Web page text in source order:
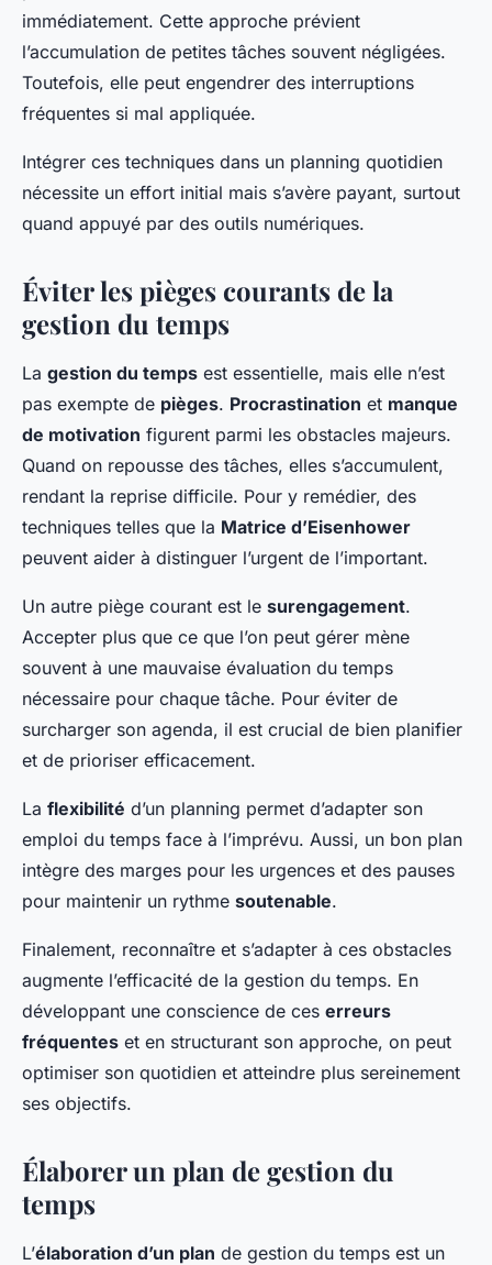
immédiatement. Cette approche prévient
l’accumulation de petites tâches souvent négligées.
Toutefois, elle peut engendrer des interruptions
fréquentes si mal appliquée.
Intégrer ces techniques dans un planning quotidien
nécessite un effort initial mais s’avère payant, surtout
quand appuyé par des outils numériques.
Éviter les pièges courants de la
gestion du temps
La gestion du temps est essentielle, mais elle n’est
pas exempte de pièges. Procrastination et manque
de motivation figurent parmi les obstacles majeurs.
Quand on repousse des tâches, elles s’accumulent,
rendant la reprise difficile. Pour y remédier, des
techniques telles que la Matrice d’Eisenhower
peuvent aider à distinguer l’urgent de l’important.
Un autre piège courant est le surengagement.
Accepter plus que ce que l’on peut gérer mène
souvent à une mauvaise évaluation du temps
nécessaire pour chaque tâche. Pour éviter de
surcharger son agenda, il est crucial de bien planifier
et de prioriser efficacement.
La flexibilité d’un planning permet d’adapter son
emploi du temps face à l’imprévu. Aussi, un bon plan
intègre des marges pour les urgences et des pauses
pour maintenir un rythme soutenable.
Finalement, reconnaître et s’adapter à ces obstacles
augmente l’efficacité de la gestion du temps. En
développant une conscience de ces erreurs
fréquentes et en structurant son approche, on peut
optimiser son quotidien et atteindre plus sereinement
ses objectifs.
Élaborer un plan de gestion du
temps
L’élaboration d’un plan de gestion du temps est un